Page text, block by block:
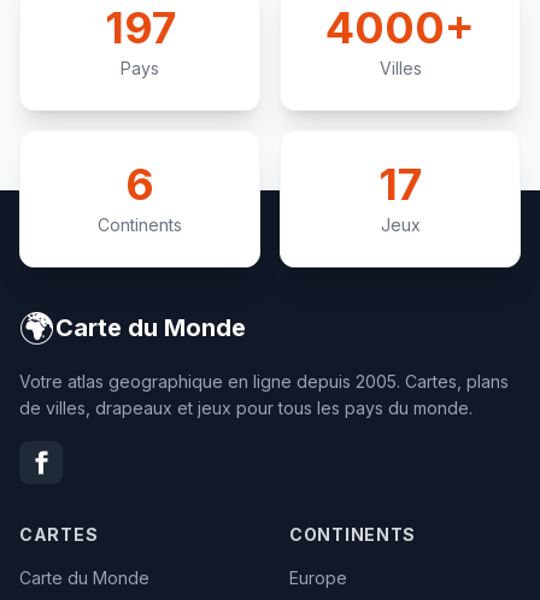
197
Pays
4000+
Villes
6
Continents
17
Jeux
🌍Carte du Monde
Votre atlas geographique en ligne depuis 2005. Cartes, plans
de villes, drapeaux et jeux pour tous les pays du monde.
CARTES
Carte du Monde
CONTINENTS
Europe